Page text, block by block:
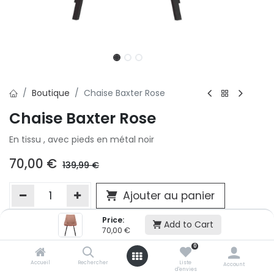
Price:
70,00 € Add to Cart
Accueil Rechercher
0
Liste
d'envies
Account
Boutique Chaise Baxter Rose
Chaise Baxter Rose
En tissu , avec pieds en métal noir
70,00 € 139,99€
Ajouter au panier
Ajouter à la liste d'envie
Si vous ne pouvez pas ajouter cet article dans votre panier
victime de son succès et momentanément indisponible.